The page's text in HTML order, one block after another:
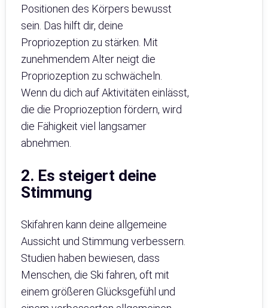
Positionen des Körpers bewusst
sein. Das hilft dir, deine
Propriozeption zu stärken. Mit
zunehmendem Alter neigt die
Propriozeption zu schwächeln.
Wenn du dich auf Aktivitäten einlässt,
die die Propriozeption fördern, wird
die Fähigkeit viel langsamer
abnehmen.
2. Es steigert deine
Stimmung
Skifahren kann deine allgemeine
Aussicht und Stimmung verbessern.
Studien haben bewiesen, dass
Menschen, die Ski fahren, oft mit
einem größeren Glücksgefühl und